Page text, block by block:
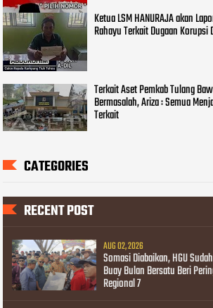
Ketua LSM HANURAJA akan
Rahayu Terkait Dugaan Korupsi
Terkait Aset Pemkab Tulang
Bermasalah, Ariza : Semua
Terkait
CATEGORIES
RECENT POST
AUG 02, 2026
Somasi Diabaikan, HGU
Buay Bulan Bersatu Beri
Regional 7